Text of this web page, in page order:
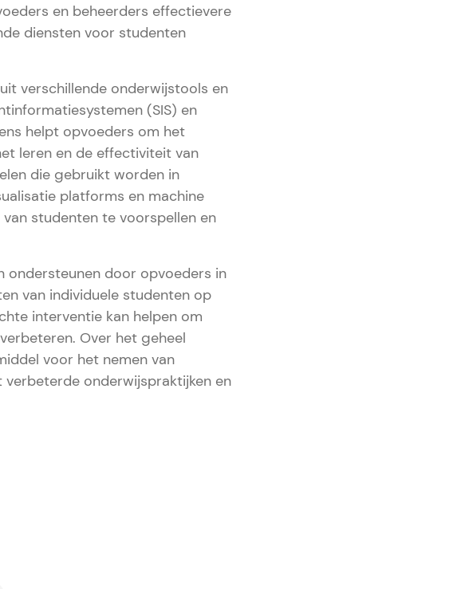
en beheerders effectievere
diensten voor studenten
verschillende onderwijstools en
(SIS) en
helpt opvoeders om het
leren en de effectiviteit van
die gebruikt worden in
platforms en machine
studenten te voorspellen en
ondersteunen door opvoeders in
van individuele studenten op
interventie kan helpen om
Over het geheel
voor het nemen van
onderwijspraktijken en